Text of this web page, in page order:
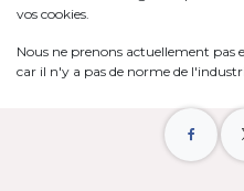
vos cookies.
Nous ne prenons actuellement pas
car il n'y a pas de norme de